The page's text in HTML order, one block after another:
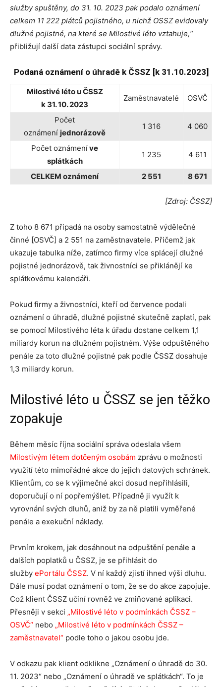
služby spuštěny, do 31. 10. 2023 pak podalo oznámení
celkem 11 222 plátců pojistného, u nichž OSSZ evidovaly
dlužné pojistné, na které se Milostivé léto vztahuje,“
přibližují další data zástupci sociální správy.
Podaná oznámení o úhradě k ČSSZ [k 31.10.2023]
Milostivé léto u ČSSZ
k 31. 10. 2023
Zaměstnavatelé OSVČ
Počet
oznámení jednorázově
1 316 4 060
Počet oznámeníve
splátkách
1 235 4 611
CELKEM oznámení 2 551 8 671
[Zdroj: ČSSZ]
Z toho 8 671 připadá na osoby samostatně výdělečné
činné [OSVČ] a 2 551 na zaměstnavatele. Přičemž jak
ukazuje tabulka níže, zatímco firmy více splácejí dlužné
pojistné jednorázově, tak živnostníci se přiklánějí ke
splátkovému kalendáři.
Pokud firmy a živnostníci, kteří od července podali
oznámení o úhradě, dlužné pojistné skutečně zaplatí, pak
se pomocí Milostivého léta k úřadu dostane celkem 1,1
miliardy korun na dlužném pojistném. Výše odpuštěného
penále za toto dlužné pojistné pak podle ČSSZ dosahuje
1,3 miliardy korun.
Milostivé léto u ČSSZ se jen těžko
zopakuje
Během měsíc října sociální správa odeslala všem
Milostivým létem dotčeným osobám zprávu o možnosti
využití této mimořádné akce do jejich datových schránek.
Klientům, co se k výjimečné akci dosud nepřihlásili,
doporučují o ní popřemýšlet. Případně ji využít k
vyrovnání svých dluhů, aniž by za ně platili vyměřené
penále a exekuční náklady.
Prvním krokem, jak dosáhnout na odpuštění penále a
dalších poplatků u ČSSZ, je se přihlásit do
služby ePortálu ČSSZ. V ní každý zjistí ihned výši dluhu.
Dále musí podat oznámení o tom, že se do akce zapojuje.
Což klient ČSSZ učiní rovněž ve zmiňované aplikaci.
Přesněji v sekci „Milostivé léto v podmínkách ČSSZ –
OSVČ“ nebo „Milostivé léto v podmínkách ČSSZ –
zaměstnavatel“ podle toho o jakou osobu jde.
V odkazu pak klient odklikne „Oznámení o úhradě do 30.
11. 2023“ nebo „Oznámení o úhradě ve splátkách“. To je